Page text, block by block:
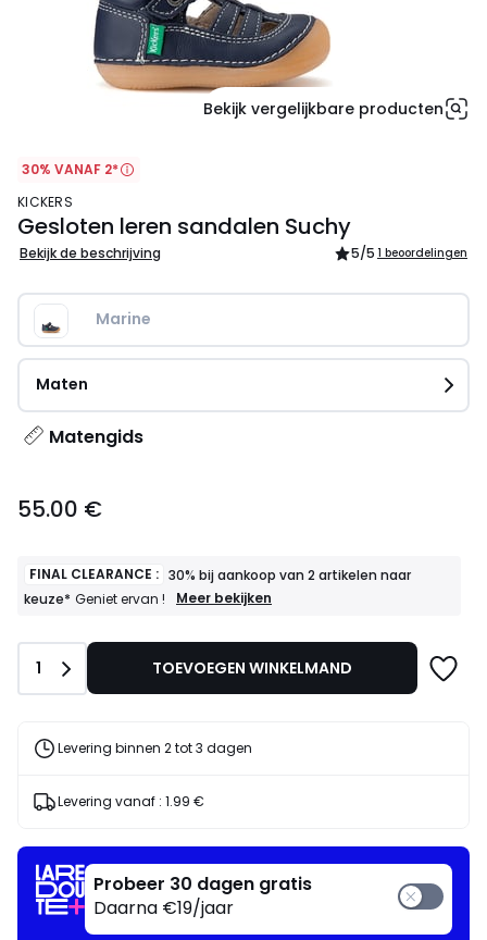
Bekijk vergelijkbare producten
30% VANAF 2*
KICKERS
Gesloten leren sandalen Suchy
Bekijk de beschrijving 5/5 1 beoordelingen
Marine
Maten
Matengids
€.
55.00 €
FINAL CLEARANCE : 30% bij aankoop van 2 artikelen naar
keuze* Geniet ervan !
FINAL
bij
artikelen
Geniet
Meer bekijken
Aantal
1 TOEVOEGEN WINKELMAND
Levering binnen 2 tot 3 dagen
Levering vanaf : 1.99 €
Probeer 30 dagen gratis
Daarna €19/jaar